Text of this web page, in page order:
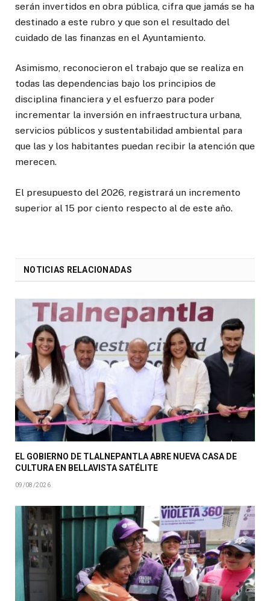
serán invertidos en obra pública, cifra que jamás se ha
destinado a este rubro y que son el resultado del
cuidado de las finanzas en el Ayuntamiento.
Asimismo, reconocieron el trabajo que se realiza en
todas las dependencias bajo los principios de
disciplina financiera y el esfuerzo para poder
incrementar la inversión en infraestructura urbana,
servicios públicos y sustentabilidad ambiental para
que las y los habitantes puedan recibir la atención que
merecen.
El presupuesto del 2026, registrará un incremento
superior al 15 por ciento respecto al de este año.
NOTICIAS RELACIONADAS
EL GOBIERNO DE TLALNEPANTLA ABRE NUEVA CASA DE
CULTURA EN BELLAVISTA SATÉLITE
09/08/2026